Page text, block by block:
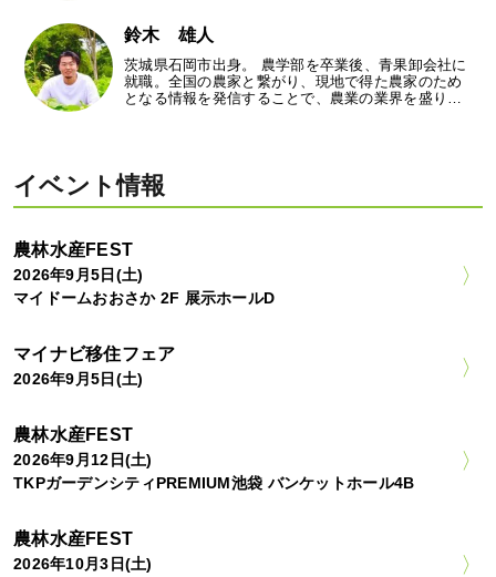
鈴木 雄人
茨城県石岡市出身。 農学部を卒業後、青果卸会社に
就職。全国の農家と繋がり、現地で得た農家のため
となる情報を発信することで、農業の業界を盛り…
イベント情報
農林水産FEST
2026年9月5日(土)
マイドームおおさか 2F 展示ホールD
マイナビ移住フェア
2026年9月5日(土)
農林水産FEST
2026年9月12日(土)
TKPガーデンシティPREMIUM池袋 バンケットホール4B
農林水産FEST
2026年10月3日(土)